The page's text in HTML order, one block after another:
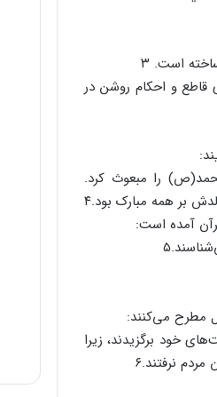
است. ۳
قاطع و احکام روشن در
را مبعوث کرد.
پیامبری که از همه پیامبران پیمان پذیرش نبوّت او را گرفته بود و نشانه‌هایش شهرت داشت تولدش بر همه مبارک بود.۴
آمده است:
مطرح می‌کنند:
خود برگزیدند، زیرا
نرفتند.۶